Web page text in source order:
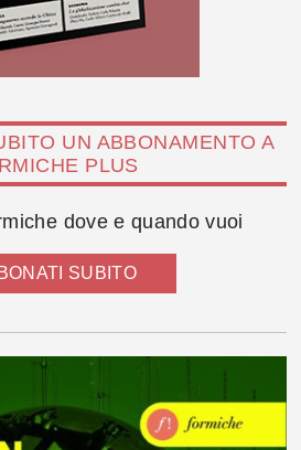
UN ABBONAMENTO A
PLUS
dove e quando vuoi
SUBITO